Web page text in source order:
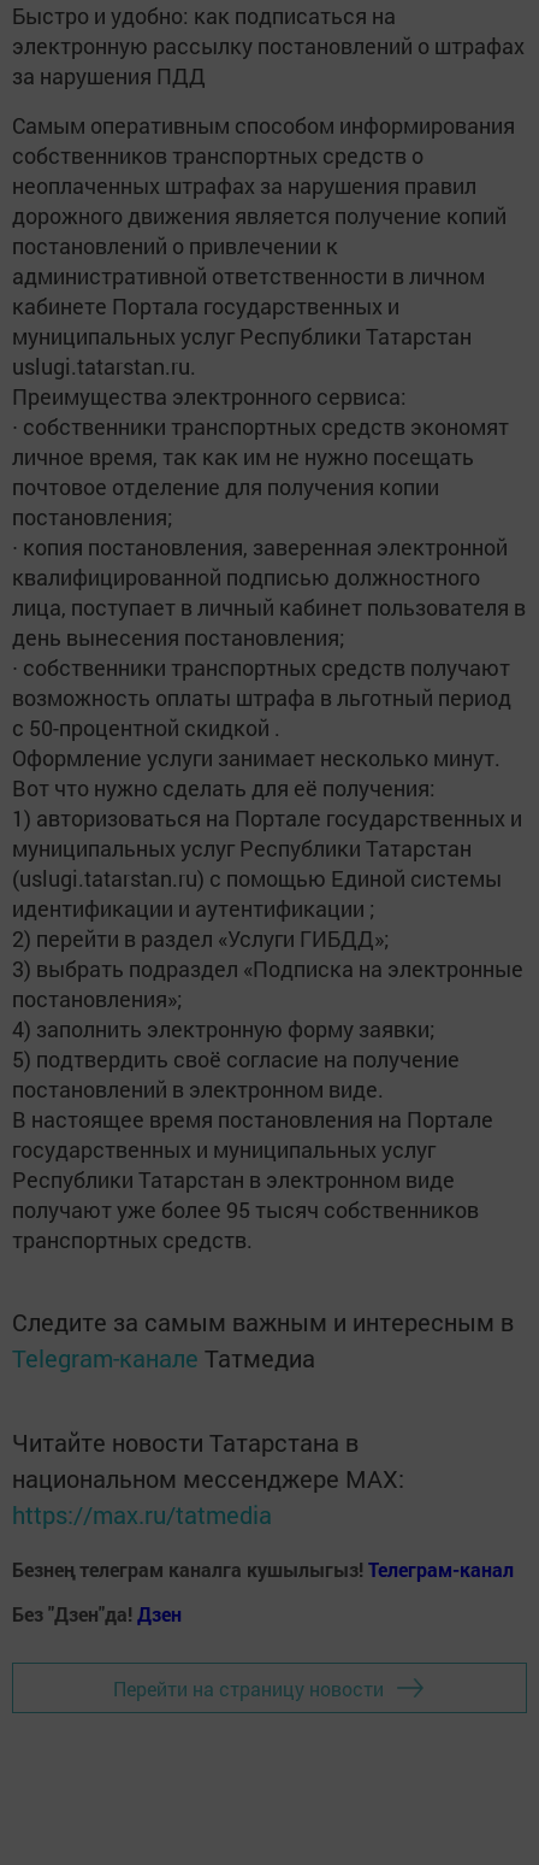
Быстро и удобно: как подписаться на
электронную рассылку постановлений о штрафах
за нарушения ПДД
Самым оперативным способом информирования
собственников транспортных средств о
неоплаченных штрафах за нарушения правил
дорожного движения является получение копий
постановлений о привлечении к
административной ответственности в личном
кабинете Портала государственных и
муниципальных услуг Республики Татарстан
uslugi.tatarstan.ru.
Преимущества электронного сервиса:
∙ собственники транспортных средств экономят
личное время, так как им не нужно посещать
почтовое отделение для получения копии
постановления;
∙ копия постановления, заверенная электронной
квалифицированной подписью должностного
лица, поступает в личный кабинет пользователя в
день вынесения постановления;
∙ собственники транспортных средств получают
возможность оплаты штрафа в льготный период
с 50-процентной скидкой .
Оформление услуги занимает несколько минут.
Вот что нужно сделать для её получения:
1) авторизоваться на Портале государственных и
муниципальных услуг Республики Татарстан
(uslugi.tatarstan.ru) с помощью Единой системы
идентификации и аутентификации ;
2) перейти в раздел «Услуги ГИБДД»;
3) выбрать подраздел «Подписка на электронные
постановления»;
4) заполнить электронную форму заявки;
5) подтвердить своё согласие на получение
постановлений в электронном виде.
В настоящее время постановления на Портале
государственных и муниципальных услуг
Республики Татарстан в электронном виде
получают уже более 95 тысяч собственников
транспортных средств.
Следите за самым важным и интересным в
Telegram-канале Татмедиа
Читайте новости Татарстана в
национальном мессенджере MАХ:
https://max.ru/tatmedia
Безнең телеграм каналга кушылыгыз! Телеграм-канал
Без "Дзен"да! Дзен
Перейти на страницу новости